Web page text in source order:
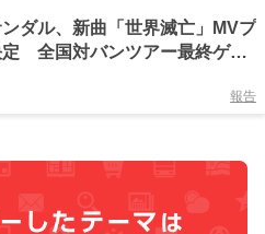
ダル、新曲「世界滅亡」MVプ
定 全国対バンツアー最終ゲス
報告